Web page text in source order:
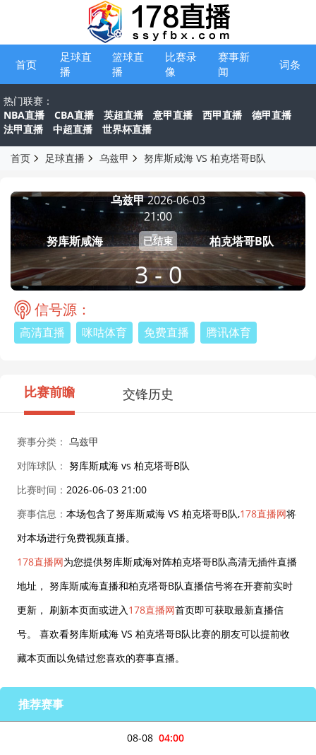
首页
足球直
播
篮球直
播
比赛录
像
赛事新
闻
词条
热门联赛：
NBA直播
CBA直播 英超直播 意甲直播 西甲直播
德甲直播
法甲直播
中超直播 世界杯直播
首页 足球直播 乌兹甲 努库斯咸海 VS 柏克塔哥B队
努库斯咸海
乌兹甲2026-06-03
21:00
已结束
3 - 0
柏克塔哥B队
信号源：
高清直播 咪咕体育 免费直播 腾讯体育
比赛前瞻 交锋历史
赛事分类： 乌兹甲
对阵球队： 努库斯咸海 vs 柏克塔哥B队
比赛时间： 2026-06-03 21:00
赛事信息： 本场包含了努库斯咸海 VS 柏克塔哥B队,178直播网将
对本场进行免费视频直播。
178直播网为您提供努库斯咸海对阵柏克塔哥B队高清无插件直播
地址， 努库斯咸海直播和柏克塔哥B队直播信号将在开赛前实时
更新， 刷新本页面或进入178直播网首页即可获取最新直播信
号。 喜欢看努库斯咸海 VS 柏克塔哥B队比赛的朋友可以提前收
藏本页面以免错过您喜欢的赛事直播。
推荐赛事
04:00
08-08